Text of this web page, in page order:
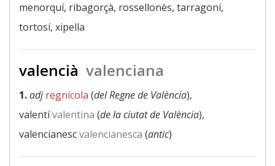
menorquí, ribagorçà, rossellonès, tarragoní,
tortosí, xipella
valencià valenciana
1.adj regnícola (del Regne de València),
valentívalentina (de la ciutat de València),
valencianescvalencianesca (antic)